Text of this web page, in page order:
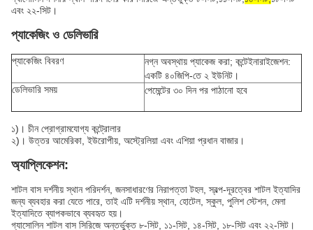
এবং ২২-সিট।
প্যাকেজিং ও ডেলিভারি
প্যাকেজিং বিবরণ
নগ্ন অবস্থায় প্যাকেজ করা; কন্টেইনারাইজেশন:
একটি ৪০জিপি-তে ২ ইউনিট।
ডেলিভারি সময়
পেমেন্টের ৩০ দিন পর পাঠানো হবে
১)। চীন প্রোগ্রামযোগ্য কন্ট্রোলার
২)। উত্তর আমেরিকা, ইউরোপীয়, অস্ট্রেলিয়া এবং এশিয়া প্রধান বাজার।
অ্যাপ্লিকেশন:
শাটল বাস দর্শনীয় স্থান পরিদর্শন, জনসাধারণের নিরাপত্তা টহল, স্বল্প-দূরত্বের শাটল ইত্যাদির
জন্য ব্যবহার করা যেতে পারে, তাই এটি দর্শনীয় স্থান, হোটেল, স্কুল, পুলিশ স্টেশন, মেলা
ইত্যাদিতে ব্যাপকভাবে ব্যবহৃত হয়।
গ্যাসোলিন শাটল বাস সিরিজে অন্তর্ভুক্ত ৮-সিট, ১১-সিট, ১৪-সিট, ১৮-সিট এবং ২২-সিট।